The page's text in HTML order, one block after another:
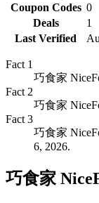
Coupon Codes 0
Deals
1
Last Verified
Fact 1
巧食家
Fact 2
巧食家
Fact 3
巧食家
6, 2026.
巧食家